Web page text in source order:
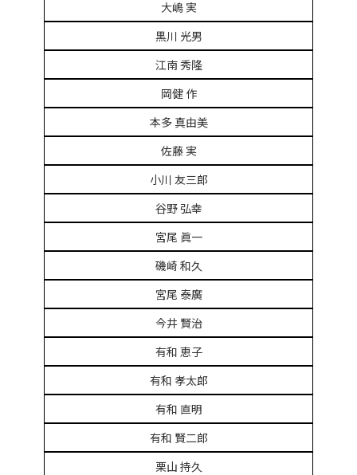
大嶋 実
黒川 光男
江南 秀隆
岡健 作
本多 真由美
佐藤 実
小川 友三郎
谷野 弘幸
宮尾 眞一
磯崎 和久
宮尾 泰廣
今井 賢治
有和 恵子
有和 孝太郎
有和 直明
有和 賢二郎
栗山 持久